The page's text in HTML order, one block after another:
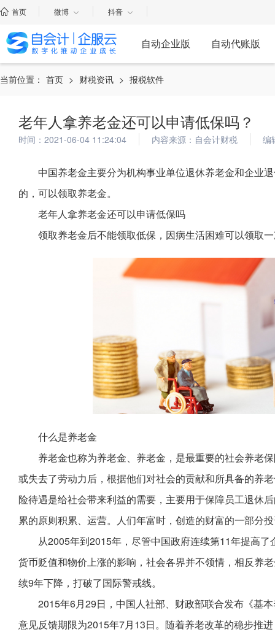
首页 微博 抖音
自动企业版 自动代账版
当前位置： 首页 > 财税资讯 > 报税软件
老年人拿养老金还可以申请低保吗？
时间：2021-06-04 11:24:04 内容来源：自会计财税 编
中国养老金主要分为机构事业单位退休养老金和企业
的，可以领取养老金。
老年人拿养老金还可以申请低保吗
领取养老金后不能领取低保，因病生活困难可以领取
什么是养老金
养老金也称为养老金、养老金，是最重要的社会养老
或失去了劳动力后，根据他们对社会的贡献和所具备的养
险待遇是给社会带来利益的需要，主要用于保障员工退休
累的原则积累、运营。人们年富时，创造的财富的一部分
从2005年到2015年，尽管中国政府连续第11年提高
货币贬值和物价上涨的影响，社会各界并不领情，相反养
续9年下降，打破了国际警戒线。
2015年6月29日，中国人社部、财政部联合发布《基
意见反馈期限为2015年7月13日。随着养老改革的稳步推